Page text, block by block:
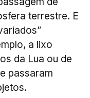
terrestre. E
a lixo
da Lua ou de
passaram